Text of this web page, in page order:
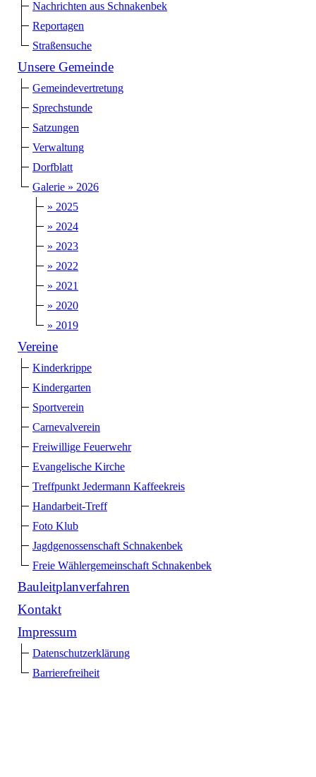
Nachrichten aus Schnakenbek
Reportagen
Straßensuche
Unsere Gemeinde
Gemeindevertretung
Sprechstunde
Satzungen
Verwaltung
Dorfblatt
Galerie » 2026
» 2025
» 2024
» 2023
» 2022
» 2021
» 2020
» 2019
Vereine
Kinderkrippe
Kindergarten
Sportverein
Carnevalverein
Freiwillige Feuerwehr
Evangelische Kirche
Treffpunkt Jedermann Kaffeekreis
Handarbeit-Treff
Foto Klub
Jagdgenossenschaft Schnakenbek
Freie Wählergemeinschaft Schnakenbek
Bauleitplanverfahren
Kontakt
Impressum
Datenschutzerklärung
Barrierefreiheit